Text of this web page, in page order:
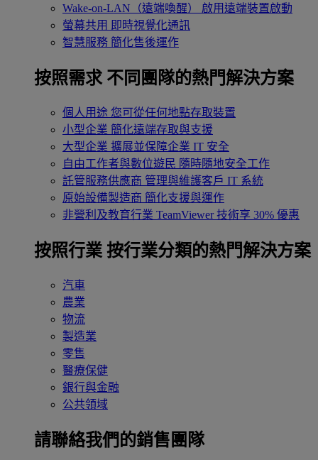
Wake-on-LAN（遠端喚醒）
啟用遠端裝置啟動
螢幕共用 即時視覺化通訊
智慧服務 簡化售後運作
按照需求 不同團隊的熱門解決方案
個人用途 您可從任何地點存取裝置
小型企業 簡化遠端存取與支援
大型企業 擴展並保障企業 IT 安全
自由工作者與數位遊民 隨時隨地安全工作
託管服務供應商 管理與維護客戶 IT 系統
原始設備製造商 簡化支援與運作
非營利及教育行業 TeamViewer 技術享 30% 優惠
按照行業 按行業分類的熱門解決方案
汽車
農業
物流
製造業
零售
醫療保健
銀行與金融
公共領域
請聯絡我們的銷售團隊